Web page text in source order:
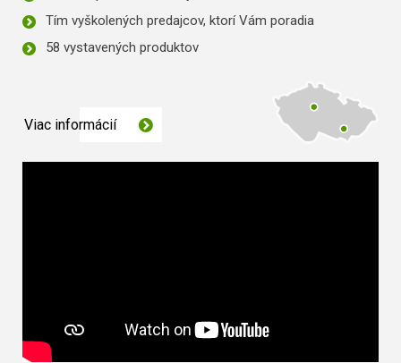
Tím vyškolených predajcov, ktorí Vám poradia
58 vystavených produktov
Viac informácií